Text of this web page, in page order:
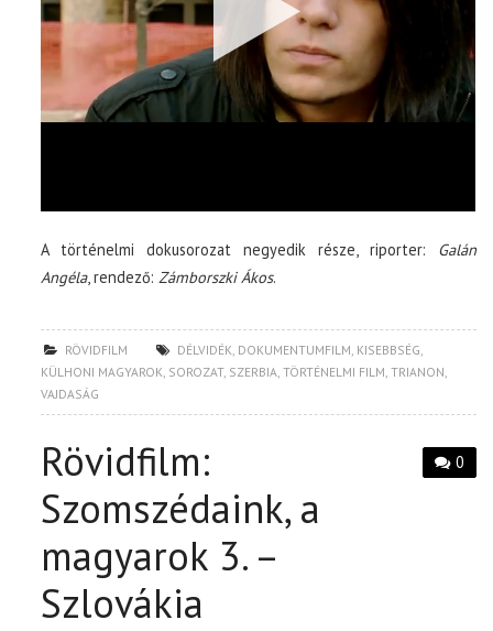
A történelmi dokusorozat negyedik része, riporter: Galán
Angéla, rendező:Zámborszki Ákos.
RÖVIDFILM DÉLVIDÉK, DOKUMENTUMFILM, KISEBBSÉG,
KÜLHONI MAGYAROK, SOROZAT, SZERBIA,TÖRTÉNELMI FILM,TRIANON,
VAJDASÁG
0
Rövidfilm:
Szomszédaink, a
magyarok 3. –
Szlovákia